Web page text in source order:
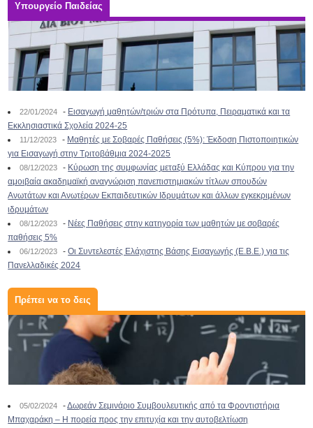
Υπουργείο Παιδείας
22/01/2024 - Εισαγωγή μαθητών/τριών στα Πρότυπα, Πειραματικά και τα
Εκκλησιαστικά Σχολεία 2024-25
11/12/2023 - Μαθητές με Σοβαρές Παθήσεις (5%): Έκδοση Πιστοποιητικών
για Εισαγωγή στην Τριτοβάθμια 2024-2025
08/12/2023 - Κύρωση της συμφωνίας μεταξύ Ελλάδας και Κύπρου για την
αμοιβαία ακαδημαϊκή αναγνώριση πανεπιστημιακών τίτλων σπουδών
Ανωτάτων και Ανωτέρων Εκπαιδευτικών Ιδρυμάτων και άλλων εγκεκριμένων
ιδρυμάτων
08/12/2023 - Νέες Παθήσεις στην κατηγορία των μαθητών με σοβαρές
παθήσεις 5%
06/12/2023 -Οι Συντελεστές Ελάχιστης Βάσης Εισαγωγής (Ε.Β.Ε.) για τις
Πανελλαδικές 2024
Πρέπει να το δεις
05/02/2024 -Δωρεάν Σεμινάριο Συμβουλευτικής από τα Φροντιστήρια
Μπαχαράκη – Η πορεία προς την επιτυχία και την αυτοβελτίωση